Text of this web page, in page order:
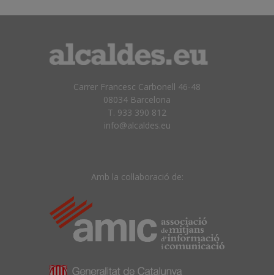
Carrer Francesc Carbonell 46-48
08034 Barcelona
T. 933 390 812
info@alcaldes.eu
Amb la col·laboració de: